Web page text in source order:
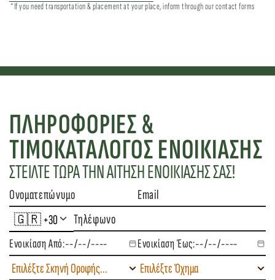
*If you need transportation & placement at your place, inform through our contact forms
ΠΛΗΡΟΦΟΡIΕΣ &
ΤΙΜΟΚΑΤΑΛΟΓΟΣ ΕΝΟΙΚIΑΣΗΣ
ΣΤΕΙΛΤΕ ΤΩΡΑ ΤΗΝ ΑΙΤΗΣΗ ΕΝΟΙΚΙΑΣΗΣ ΣΑΣ!
Ενοικίαση Από: Ενοικίαση Έως: